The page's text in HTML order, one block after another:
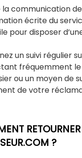
la communication
écrite du
pour disposer
un suivi régulier
fréquemment le
ou un moyen de
de votre
?